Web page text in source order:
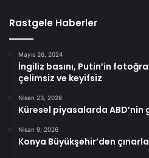
Rastgele Haberler
Mayıs 26, 2024
İngiliz basını, Putin’in
çelimsiz ve keyifsiz
Nisan 23, 2026
Küresel piyasalarda ABD’nin
Nisan 9, 2026
Konya Büyükşehir’den